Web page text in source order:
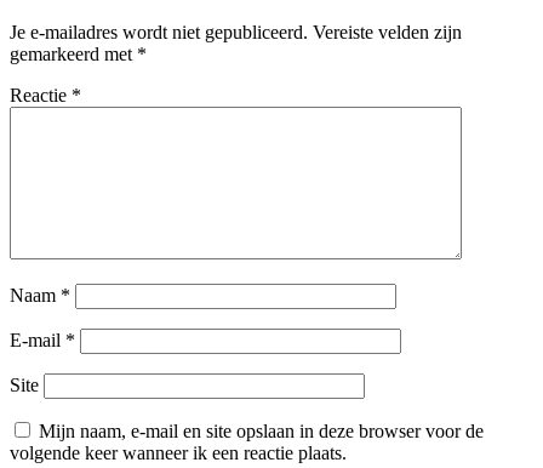
Je e-mailadres wordt niet gepubliceerd. Vereiste velden zijn
gemarkeerd met *
Reactie *
Naam *
E-mail *
Site
Mijn naam, e-mail en site opslaan in deze browser voor de
volgende keer wanneer ik een reactie plaats.